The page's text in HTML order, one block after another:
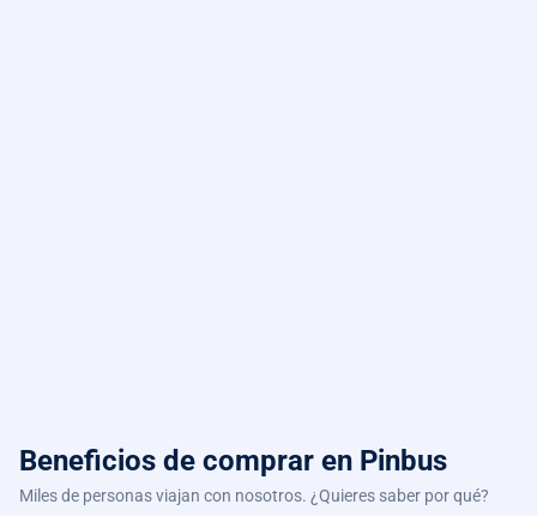
Beneficios de comprar en Pinbus
Miles de personas viajan con nosotros. ¿Quieres saber por qué?